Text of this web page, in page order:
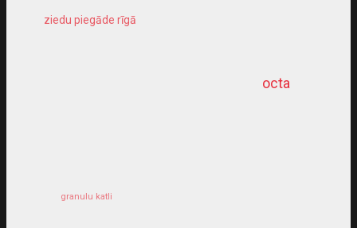
octa
ziedu piegāde rīgā
granulu katli
dziļurbums